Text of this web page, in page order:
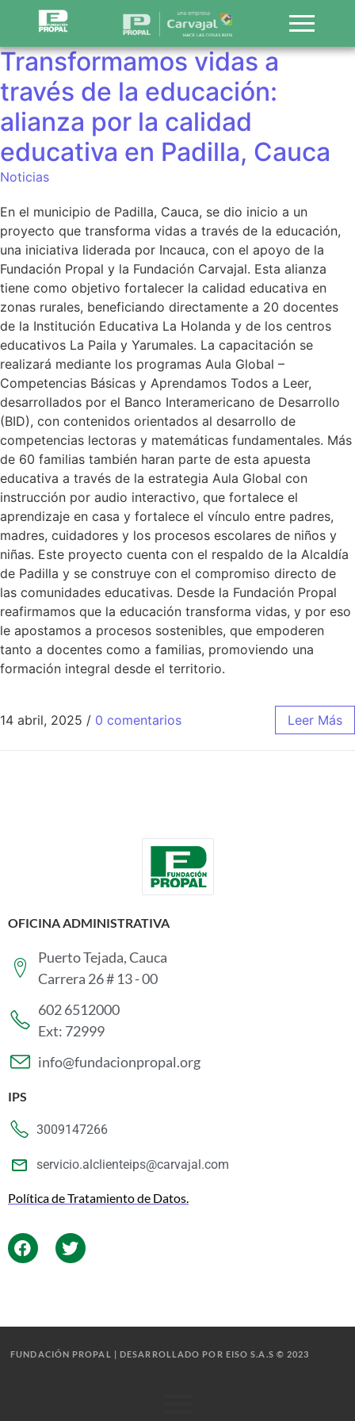
Transformamos vidas a
través de la educación:
alianza por la calidad
educativa en Padilla, Cauca
Noticias
En el municipio de Padilla, Cauca, se dio inicio a un
proyecto que transforma vidas a través de la educación,
una iniciativa liderada por Incauca, con el apoyo de la
Fundación Propal y la Fundación Carvajal. Esta alianza
tiene como objetivo fortalecer la calidad educativa en
zonas rurales, beneficiando directamente a 20 docentes
de la Institución Educativa La Holanda y de los centros
educativos La Paila y Yarumales. La capacitación se
realizará mediante los programas Aula Global –
Competencias Básicas y Aprendamos Todos a Leer,
desarrollados por el Banco Interamericano de Desarrollo
(BID), con contenidos orientados al desarrollo de
competencias lectoras y matemáticas fundamentales. Más
de 60 familias también haran parte de esta apuesta
educativa a través de la estrategia Aula Global con
instrucción por audio interactivo, que fortalece el
aprendizaje en casa y fortalece el vínculo entre padres,
madres, cuidadores y los procesos escolares de niños y
niñas. Este proyecto cuenta con el respaldo de la Alcaldía
de Padilla y se construye con el compromiso directo de
las comunidades educativas. Desde la Fundación Propal
reafirmamos que la educación transforma vidas, y por eso
le apostamos a procesos sostenibles, que empoderen
tanto a docentes como a familias, promoviendo una
formación integral desde el territorio.
14 abril, 2025 / 0 comentarios Leer Más
OFICINA ADMINISTRATIVA
Puerto Tejada, Cauca
Carrera 26 # 13 - 00
602 6512000
Ext: 72999
info@fundacionpropal.org
IPS
3009147266
servicio.alclienteips@carvajal.com
Política de Tratamiento de Datos.
FUNDACIÓN PROPAL | DESARROLLADO POR EISO S.A.S © 2023